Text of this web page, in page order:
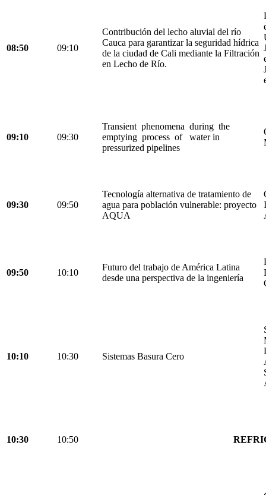
08:50 09:10
Contribución del lecho aluvial del río
Cauca para garantizar la seguridad hídrica
de la ciudad de Cali mediante la Filtración
en Lecho de Río.
09:10 09:30
Transient phenomena during the
emptying process of water in
pressurized pipelines
09:30 09:50
Tecnología alternativa de tratamiento de
agua para población vulnerable: proyecto
AQUA
09:50 10:10
Futuro del trabajo de América Latina
desde una perspectiva de la ingeniería
10:10 10:30 Sistemas Basura Cero
10:30 10:50